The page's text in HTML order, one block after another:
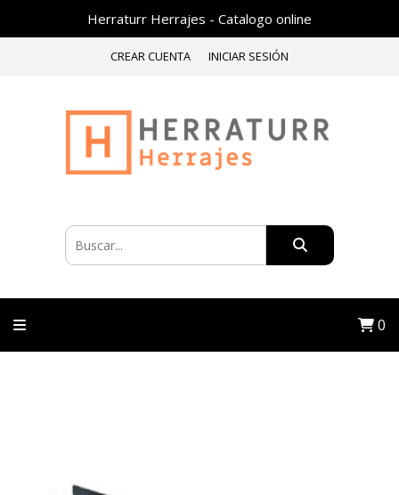
Herraturr Herrajes - Catalogo online
CREAR CUENTA INICIAR SESIÓN
0